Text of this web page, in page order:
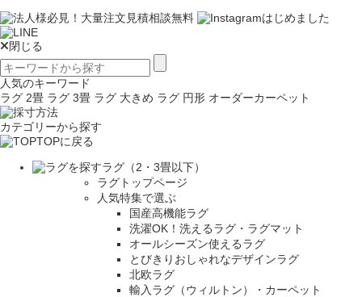
閉じる
人気のキーワード
ラグ 2畳 ラグ 3畳 ラグ 大きめ ラグ 円形 オーダーカーペット
カテゴリーから探す
TOPに戻る
ラグ（2・3畳以下）
ラグトップページ
人気特集で選ぶ
国産高機能ラグ
洗濯OK！洗えるラグ・ラグマット
オールシーズン使えるラグ
とびきりおしゃれなデザインラグ
北欧ラグ
輸入ラグ（ウィルトン）・カーペット